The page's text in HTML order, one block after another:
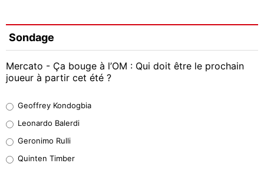
Sondage
Mercato - Ça bouge à l’OM : Qui doit être le prochain
joueur à partir cet été ?
38%
32%
Geoffrey Kondogbia
Leonardo Balerdi
Geronimo Rulli
Quinten Timber